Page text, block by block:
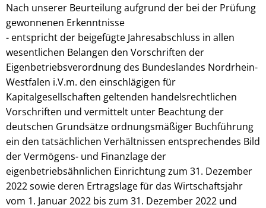
Nach unserer Beurteilung aufgrund der bei der Prüfung
gewonnenen Erkenntnisse
- entspricht der beigefügte Jahresabschluss in allen
wesentlichen Belangen den Vorschriften der
Eigenbetriebsverordnung des Bundeslandes Nordrhein-
Westfalen i.V.m. den einschlägigen für
Kapitalgesellschaften geltenden handelsrechtlichen
Vorschriften und vermittelt unter Beachtung der
deutschen Grundsätze ordnungsmäßiger Buchführung
ein den tatsächlichen Verhältnissen entsprechendes Bild
der Vermögens- und Finanzlage der
eigenbetriebsähnlichen Einrichtung zum 31. Dezember
2022 sowie deren Ertragslage für das Wirtschaftsjahr
vom 1. Januar 2022 bis zum 31. Dezember 2022 und